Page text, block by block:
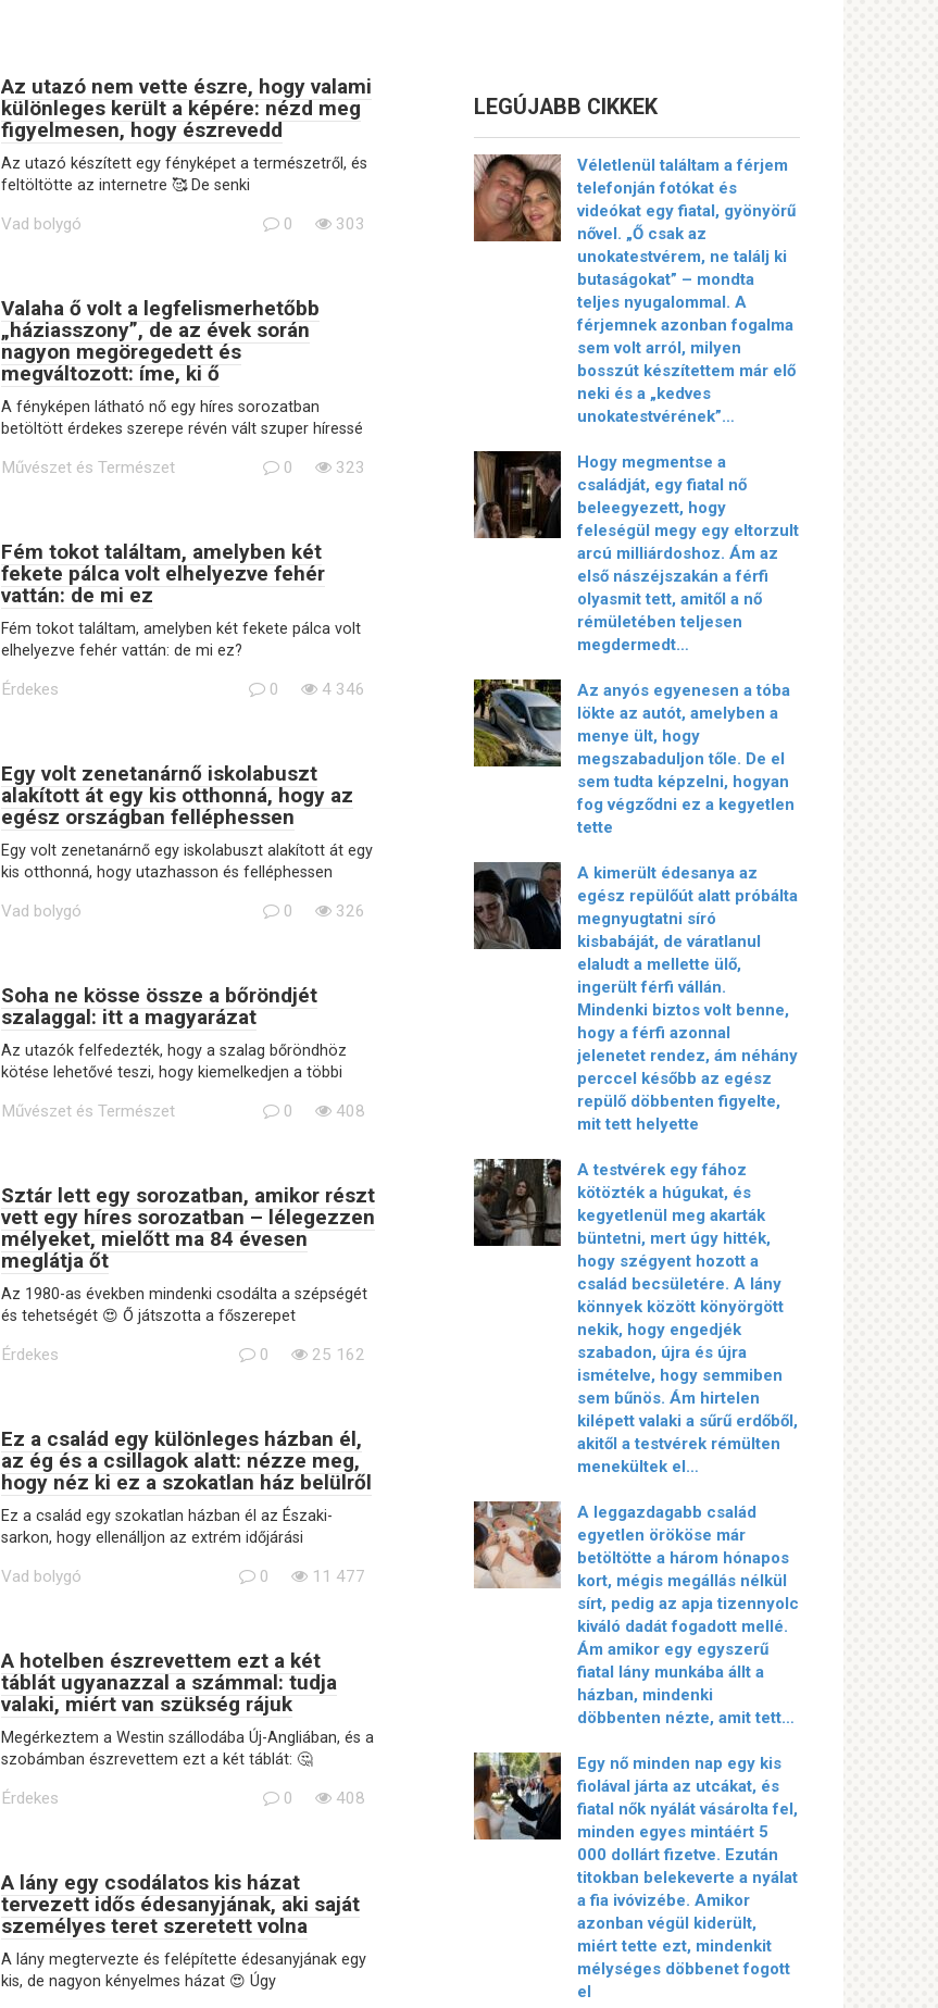
Az utazó nem vette észre, hogy valami
különleges került a képére: nézd meg
figyelmesen, hogy észrevedd
Az utazó készített egy fényképet a természetről, és
feltöltötte az internetre 🥰 De senki
Vad bolygó 0 303
Valaha ő volt a legfelismerhetőbb
„háziasszony”, de az évek során
nagyon megöregedett és
megváltozott: íme, ki ő
A fényképen látható nő egy híres sorozatban
betöltött érdekes szerepe révén vált szuper híressé
Művészet és Természet 0 323
Fém tokot találtam, amelyben két
fekete pálca volt elhelyezve fehér
vattán: de mi ez
Fém tokot találtam, amelyben két fekete pálca volt
elhelyezve fehér vattán: de mi ez?
Érdekes 0 4 346
Egy volt zenetanárnő iskolabuszt
alakított át egy kis otthonná, hogy az
egész országban felléphessen
Egy volt zenetanárnő egy iskolabuszt alakított át egy
kis otthonná, hogy utazhasson és felléphessen
Vad bolygó 0 326
Soha ne kösse össze a bőröndjét
szalaggal: itt a magyarázat
Az utazók felfedezték, hogy a szalag bőröndhöz
kötése lehetővé teszi, hogy kiemelkedjen a többi
Művészet és Természet 0 408
Sztár lett egy sorozatban, amikor részt
vett egy híres sorozatban – lélegezzen
mélyeket, mielőtt ma 84 évesen
meglátja őt
Az 1980-as években mindenki csodálta a szépségét
és tehetségét 😍 Ő játszotta a főszerepet
Érdekes 0 25 162
Ez a család egy különleges házban él,
az ég és a csillagok alatt: nézze meg,
hogy néz ki ez a szokatlan ház belülről
Ez a család egy szokatlan házban él az Északi-
sarkon, hogy ellenálljon az extrém időjárási
Vad bolygó 0 11 477
A hotelben észrevettem ezt a két
táblát ugyanazzal a számmal: tudja
valaki, miért van szükség rájuk
Megérkeztem a Westin szállodába Új-Angliában, és a
szobámban észrevettem ezt a két táblát: 🤔
Érdekes 0 408
A lány egy csodálatos kis házat
tervezett idős édesanyjának, aki saját
személyes teret szeretett volna
A lány megtervezte és felépítette édesanyjának egy
kis, de nagyon kényelmes házat 😍 Úgy
LEGÚJABB CIKKEK
Véletlenül találtam a férjem
telefonján fotókat és
videókat egy fiatal, gyönyörű
nővel. „Ő csak az
unokatestvérem, ne találj ki
butaságokat” – mondta
teljes nyugalommal. A
férjemnek azonban fogalma
sem volt arról, milyen
bosszút készítettem már elő
neki és a „kedves
unokatestvérének”…
Hogy megmentse a
családját, egy fiatal nő
beleegyezett, hogy
feleségül megy egy eltorzult
arcú milliárdoshoz. Ám az
első nászéjszakán a férfi
olyasmit tett, amitől a nő
rémületében teljesen
megdermedt…
Az anyós egyenesen a tóba
lökte az autót, amelyben a
menye ült, hogy
megszabaduljon tőle. De el
sem tudta képzelni, hogyan
fog végződni ez a kegyetlen
tette
A kimerült édesanya az
egész repülőút alatt próbálta
megnyugtatni síró
kisbabáját, de váratlanul
elaludt a mellette ülő,
ingerült férfi vállán.
Mindenki biztos volt benne,
hogy a férfi azonnal
jelenetet rendez, ám néhány
perccel később az egész
repülő döbbenten figyelte,
mit tett helyette
A testvérek egy fához
kötözték a húgukat, és
kegyetlenül meg akarták
büntetni, mert úgy hitték,
hogy szégyent hozott a
család becsületére. A lány
könnyek között könyörgött
nekik, hogy engedjék
szabadon, újra és újra
ismételve, hogy semmiben
sem bűnös. Ám hirtelen
kilépett valaki a sűrű erdőből,
akitől a testvérek rémülten
menekültek el…
A leggazdagabb család
egyetlen örököse már
betöltötte a három hónapos
kort, mégis megállás nélkül
sírt, pedig az apja tizennyolc
kiváló dadát fogadott mellé.
Ám amikor egy egyszerű
fiatal lány munkába állt a
házban, mindenki
döbbenten nézte, amit tett…
Egy nő minden nap egy kis
fiolával járta az utcákat, és
fiatal nők nyálát vásárolta fel,
minden egyes mintáért 5
000 dollárt fizetve. Ezután
titokban belekeverte a nyálat
a fia ivóvizébe. Amikor
azonban végül kiderült,
miért tette ezt, mindenkit
mélységes döbbenet fogott
el